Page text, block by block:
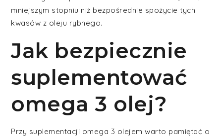
mniejszym stopniu niż bezpośrednie spożycie tych
kwasów z oleju rybnego.
Jak bezpiecznie
suplementować
omega 3 olej?
Przy suplementacji omega 3 olejem warto pamiętać o